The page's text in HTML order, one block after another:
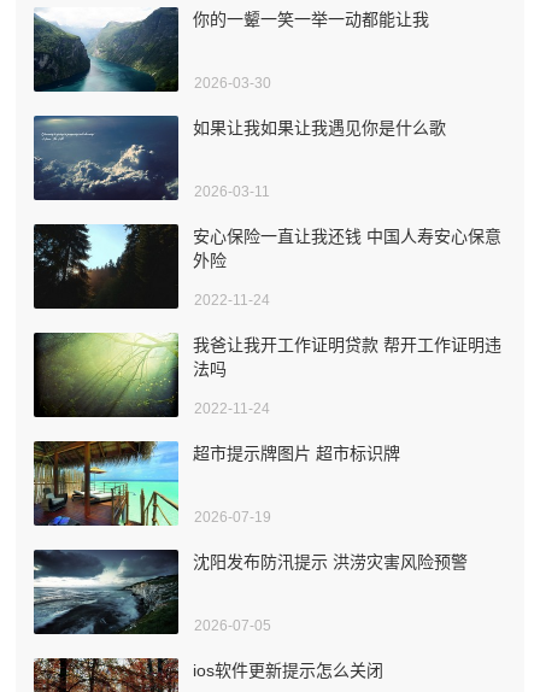
你的一颦一笑一举一动都能让我
2026-03-30
如果让我如果让我遇见你是什么歌
2026-03-11
安心保险一直让我还钱 中国人寿安心保意
外险
2022-11-24
我爸让我开工作证明贷款 帮开工作证明违
法吗
2022-11-24
超市提示牌图片 超市标识牌
2026-07-19
沈阳发布防汛提示 洪涝灾害风险预警
2026-07-05
ios软件更新提示怎么关闭